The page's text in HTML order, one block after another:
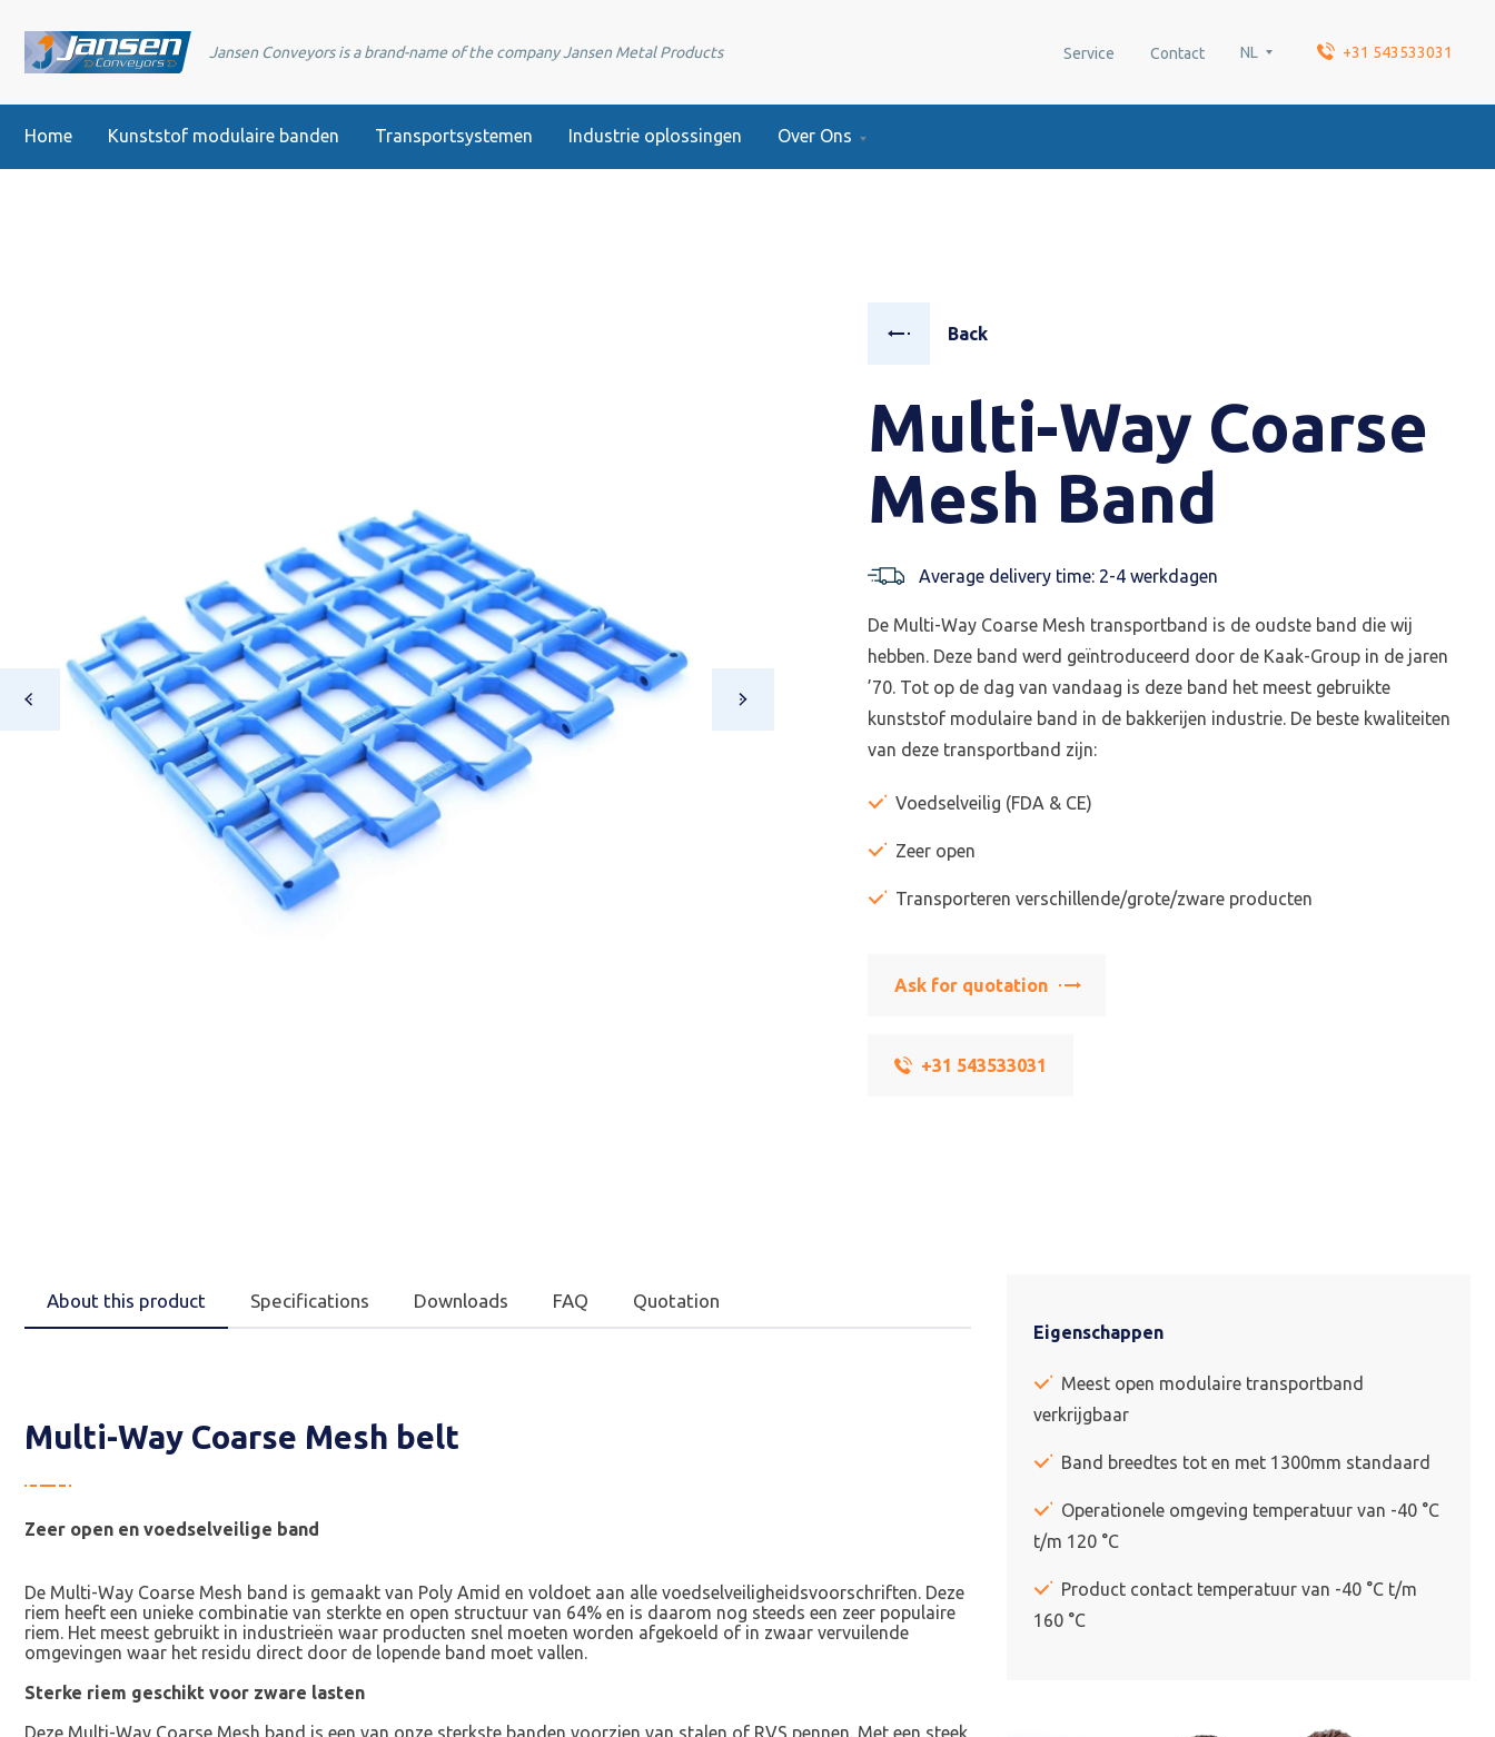
Jansen Conveyors is a brand-name of the company Jansen Metal Products Service Contact NL +31 543533031
Home Kunststof modulaire banden Transportsystemen Industrie oplossingen Over Ons
Back
Multi-Way Coarse
Mesh Band
Average delivery time: 2-4 werkdagen
De Multi-Way Coarse Mesh transportband is de oudste band die wij
hebben. Deze band werd geïntroduceerd door de Kaak-Group in de jaren
’70. Tot op de dag van vandaag is deze band het meest gebruikte
kunststof modulaire band in de bakkerijen industrie. De beste kwaliteiten
van deze transportband zijn:
Voedselveilig (FDA & CE)
Zeer open
Transporteren verschillende/grote/zware producten
Ask for quotation
+31 543533031
About this product Specifications Downloads FAQ Quotation
Multi-Way Coarse Mesh belt
Zeer open en voedselveilige band
De Multi-Way Coarse Mesh band is gemaakt van Poly Amid en voldoet aan alle voedselveiligheidsvoorschriften. Deze
riem heeft een unieke combinatie van sterkte en open structuur van 64% en is daarom nog steeds een zeer populaire
riem. Het meest gebruikt in industrieën waar producten snel moeten worden afgekoeld of in zwaar vervuilende
omgevingen waar het residu direct door de lopende band moet vallen.
Sterke riem geschikt voor zware lasten
Deze Multi-Way Coarse Mesh band is een van onze sterkste banden voorzien van stalen of RVS pennen. Met een steek
Eigenschappen
Meest open modulaire transportband
verkrijgbaar
Band breedtes tot en met 1300mm standaard
Operationele omgeving temperatuur van -40 °C
t/m 120 °C
Product contact temperatuur van -40 °C t/m
160 °C